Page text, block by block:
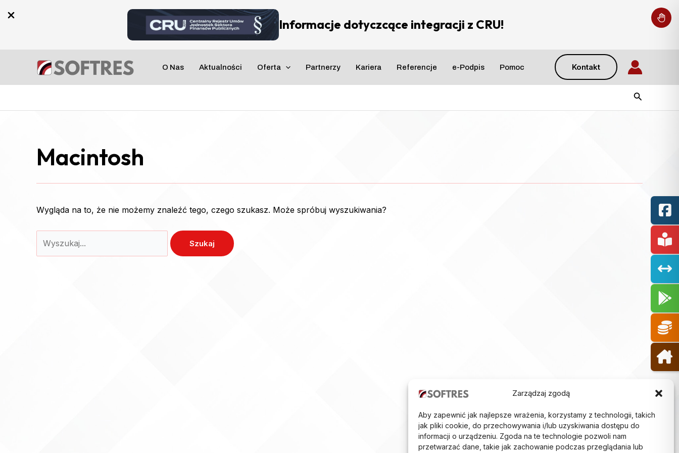
Zarządzaj zgodą
Aby zapewnić jak najlepsze wrażenia, korzystamy z technologii, takich
jak pliki cookie, do przechowywania i/lub uzyskiwania dostępu do
informacji o urządzeniu. Zgoda na te technologie pozwoli nam
przetwarzać dane, takie jak zachowanie podczas przeglądania lub
Informacje dotyczcące integracji z CRU!
O Nas Aktualności Oferta Partnerzy Kariera Referencje e-Podpis Pomoc Kontakt
Szukaj
Macintosh
Wygląda na to, że nie możemy znaleźć tego, czego szukasz. Może spróbuj wyszukiwania?